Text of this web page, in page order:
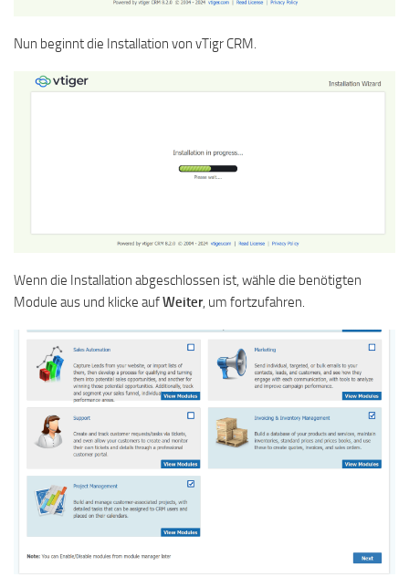
Nun beginnt die Installation von vTigr CRM.
Wenn die Installation abgeschlossen ist, wähle die benötigten
Module aus und klicke aufWeiter, um fortzufahren.